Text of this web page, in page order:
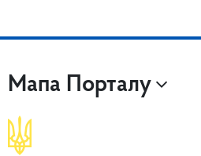
Мапа Порталу